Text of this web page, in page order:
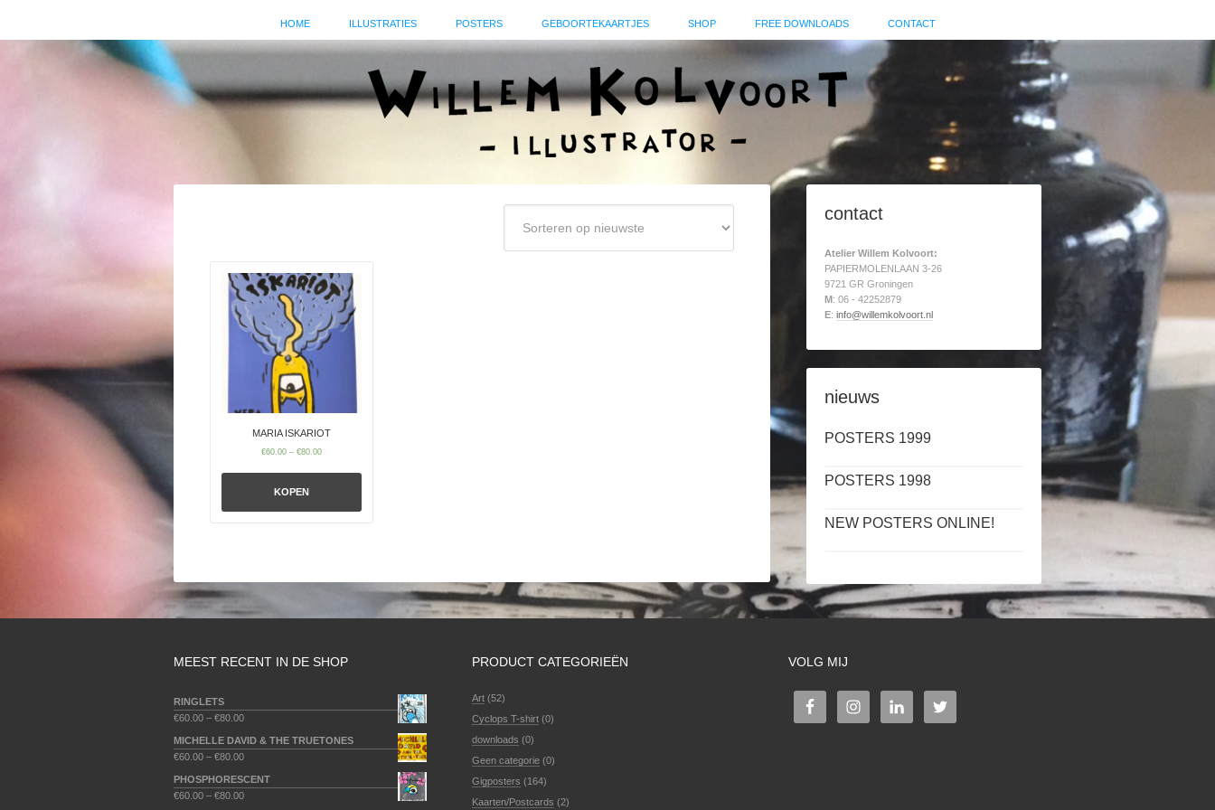
HOME ILLUSTRATIES POSTERS GEBOORTEKAARTJES SHOP FREE DOWNLOADS CONTACT
MARIA ISKARIOT
€60.00– €80.00
KOPEN
contact
Atelier Willem Kolvoort:
PAPIERMOLENLAAN 3-26
9721 GR Groningen
M: 06 - 42252879
E: info@willemkolvoort.nl
nieuws
POSTERS 1999
POSTERS 1998
NEW POSTERS ONLINE!
MEEST RECENT IN DE SHOP
RINGLETS
€60.00 – €80.00
MICHELLE DAVID & THE TRUETONES
€60.00 – €80.00
PHOSPHORESCENT
€60.00 – €80.00
PRODUCT CATEGORIEËN
Art (52)
Cyclops T-shirt (0)
downloads (0)
Geen categorie (0)
Gigposters (164)
Kaarten/Postcards (2)
VOLG MIJ